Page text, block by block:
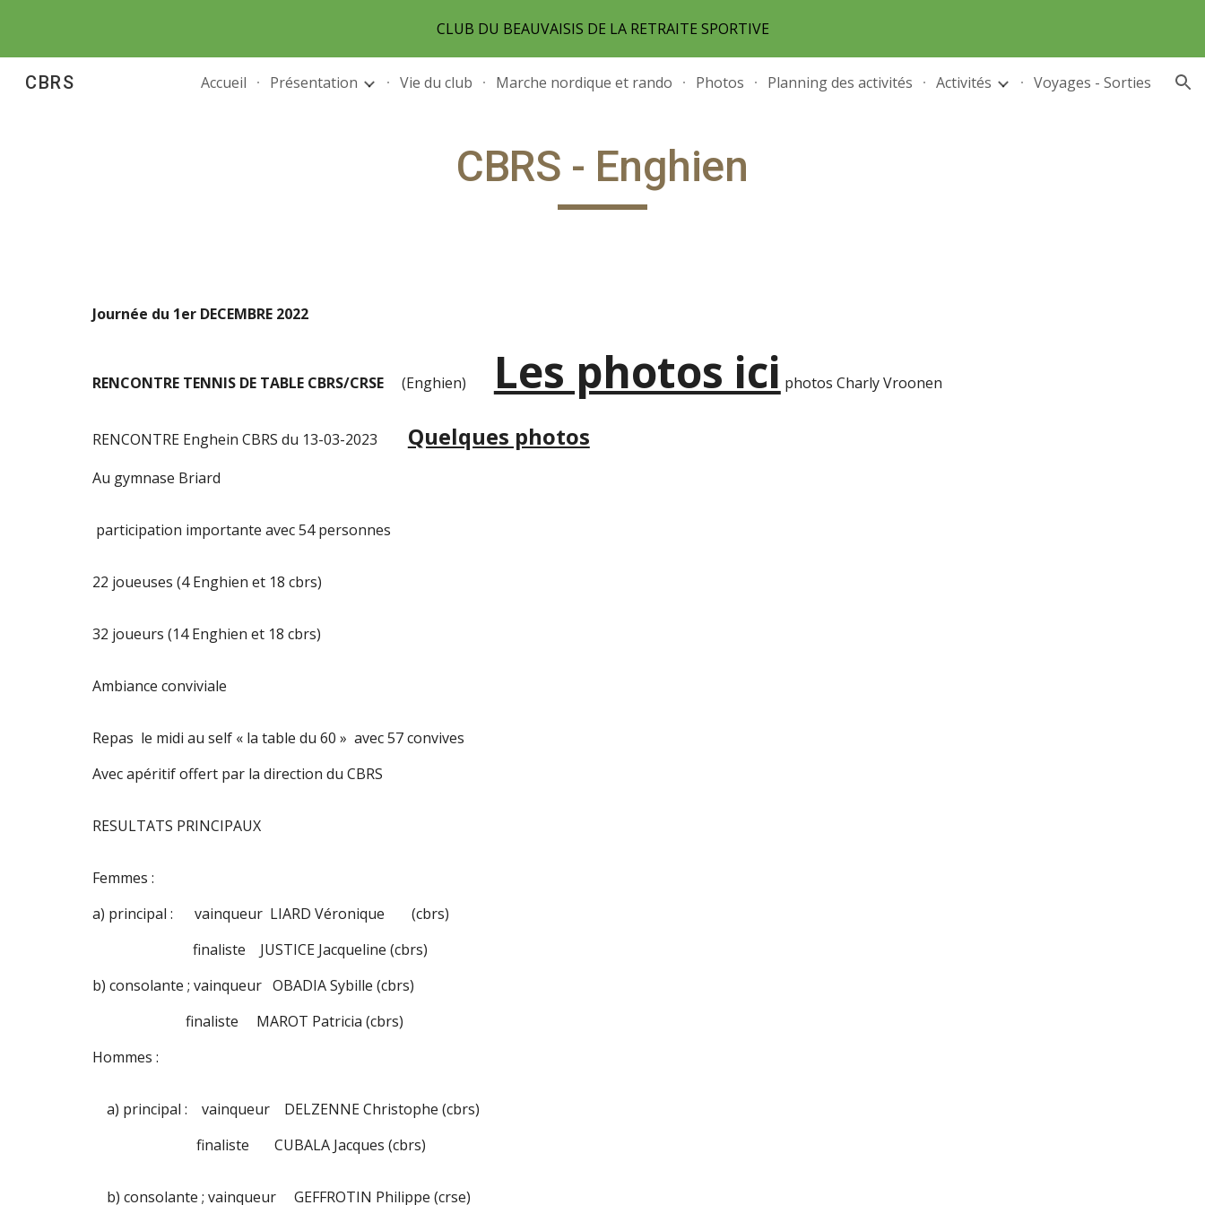
Skip to main content Skip to navigation
CLUB DU BEAUVAISIS DE LA RETRAITE SPORTIVE
CBRS Accueil Présentation Vie du club Marche nordique et rando Photos Planning des activités Activités Voyages - Sorties
CBRS - Enghien
Journée du 1er DECEMBRE 2022
RENCONTRE TENNIS DE TABLE CBRS/CRSE (Enghien) Les photos ici photos Charly Vroonen
RENCONTRE Enghein CBRS du 13-03-2023 Quelques photos
Au gymnase Briard
participation importante avec 54 personnes
22 joueuses (4 Enghien et 18 cbrs)
32 joueurs (14 Enghien et 18 cbrs)
Ambiance conviviale
Repas le midi au self « la table du 60 » avec 57 convives
Avec apéritif offert par la direction du CBRS
RESULTATS PRINCIPAUX
Femmes :
a) principal : vainqueur LIARD Véronique
(cbrs)
finaliste JUSTICE Jacqueline (cbrs)
b) consolante ; vainqueur OBADIA Sybille (cbrs)
finaliste MAROT Patricia (cbrs)
Hommes :
a) principal : vainqueur DELZENNE Christophe (cbrs)
finaliste CUBALA Jacques (cbrs)
b) consolante ; vainqueur GEFFROTIN Philippe (crse)